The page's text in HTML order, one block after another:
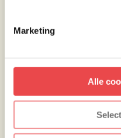
Marketing
Alle
Platte peterselie